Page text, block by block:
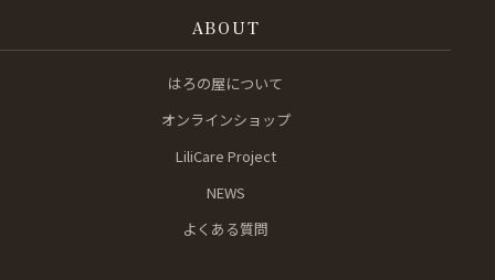
ABOUT
はろの屋について
オンラインショップ
LiliCare Project
NEWS
よくある質問